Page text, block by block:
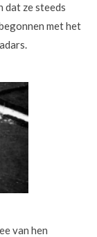
dat ze steeds
met het
van hen